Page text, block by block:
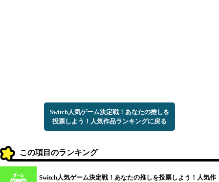
Switch人気ゲーム決定戦！あなたの推しを
投票しよう！人気作品ランキングに戻る
この項目のランキング
Switch人気ゲーム決定戦！あなたの推しを投票しよう！人気作